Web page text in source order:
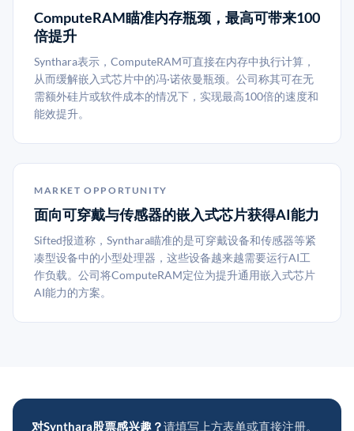
ComputeRAM瞄准内存瓶颈，最高可带来100
倍提升
Synthara表示，ComputeRAM可直接在内存中执行计算，
从而缓解嵌入式芯片中的冯·诺依曼瓶颈。公司称其可在无
需额外硅片或软件成本的情况下，实现最高100倍的速度和
能效提升。
MARKET OPPORTUNITY
面向可穿戴与传感器的嵌入式芯片获得AI能力
Sifted报道称，Synthara瞄准的是可穿戴设备和传感器等紧
凑型设备中的小型处理器，这些设备越来越需要运行AI工
作负载。公司将ComputeRAM定位为提升通用嵌入式芯片
AI能力的方案。
对Synthara股票感兴趣？请填写上方表单或直接注册。